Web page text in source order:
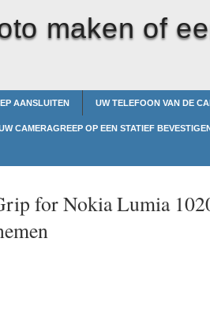
maken of
AANSLUITEN UW TELEFOON VAN DE
CAMERAGREEP OP EEN STATIEF
for Nokia Lumia